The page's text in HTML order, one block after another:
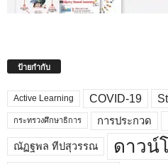
ป้ายกำกับ
Active Learning COVID-19
กระทรวงศึกษาธิการ การประกวด
ณัฏฐพล ทีปสุวรรณ ดาวน์